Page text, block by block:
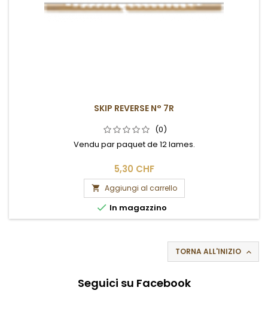
SKIP REVERSE N° 7R
(0)
Vendu par paquet de 12 lames.
5,30 CHF
 Aggiungi al carrello
 In magazzino
TORNA ALL'INIZIO 
Seguici su Facebook